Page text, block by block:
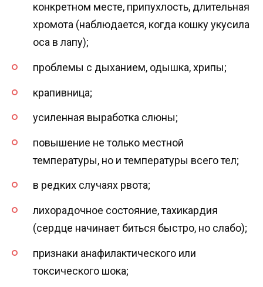
конкретном месте, припухлость, длительная
хромота (наблюдается, когда кошку укусила
оса в лапу);
проблемы с дыханием, одышка, хрипы;
крапивница;
усиленная выработка слюны;
повышение не только местной
температуры, но и температуры всего тел;
в редких случаях рвота;
лихорадочное состояние, тахикардия
(сердце начинает биться быстро, но слабо);
признаки анафилактического или
токсического шока;